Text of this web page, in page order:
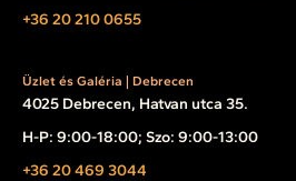
+36 20 210 0655
Üzlet és Galéria | Debrecen
4025 Debrecen, Hatvan utca 35.
H-P: 9:00-18:00; Szo: 9:00-13:00
+36 20 469 3044